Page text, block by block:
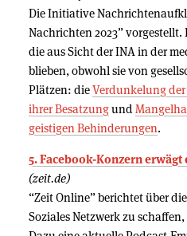
Die Initiative
Nachrichten 2023”
die aus Sicht der INA in der
blieben, obwohl sie von
Plätzen: dieVerdunkelung
ihrer Besatzungund
geistigen Behinderungen.
5. Facebook-Konzern
(zeit.de)
“Zeit Online” berichtet über
Soziales Netzwerk zu